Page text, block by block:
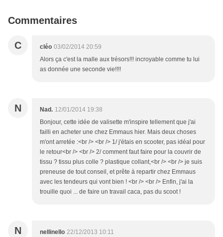
Commentaires
C cléo 03/02/2014 20:59
Alors ça c'est la malle aux trésors!!! incroyable comme tu lui
as donnée une seconde vie!!!!
N Nad. 12/01/2014 19:38
Bonjour, cette idée de valisette m'inspire tellement que j'ai
failli en acheter une chez Emmaus hier. Mais deux choses
m'ont arretée :<br /> <br /> 1/ j'étais en scooter, pas idéal pour
le retour<br /> <br /> 2/ comment faut faire pour la couvrir de
tissu ? tissu plus colle ? plastique collant,<br /> <br /> je suis
preneuse de tout conseil, et prête à repartir chez Emmaus
avec les tendeurs qui vont bien ! <br /> <br /> Enfin, j'ai la
trouille quoi ... de faire un travail caca, pas du scoot !
N nellinello 22/12/2013 10:11